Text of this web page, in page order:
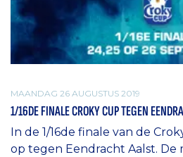
MAANDAG 26 AUGUSTUS 2019
1/16DE FINALE CROKY CUP TEGEN
In de 1/16de finale van de
op tegen Eendracht Aalst. De